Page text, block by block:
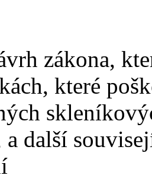
zákona,
které
a další